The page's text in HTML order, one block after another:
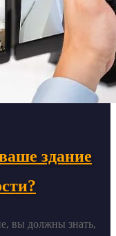
здание
вы должны знать,